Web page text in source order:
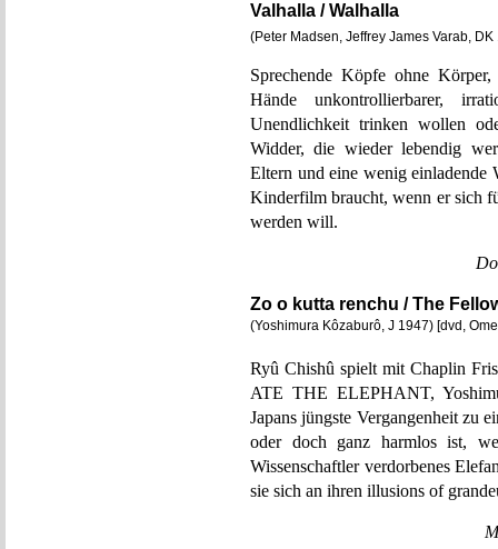
Valhalla / Walhalla
(Peter Madsen, Jeffrey James Varab,
Sprechende Köpfe ohne
Hände unkontrollierbarer,
Unendlichkeit trinken wollen
Widder, die wieder lebendig
Eltern und eine wenig
Kinderfilm braucht, wenn er sich
werden will.
Zo o kutta renchu / The
(Yoshimura Kôzaburô, J 1947) [dvd,
Ryû Chishû spielt mit Chaplin
ATE THE ELEPHANT,
Japans jüngste Vergangenheit zu
oder doch ganz harmlos ist,
Wissenschaftler verdorbenes
sie sich an ihren illusions of